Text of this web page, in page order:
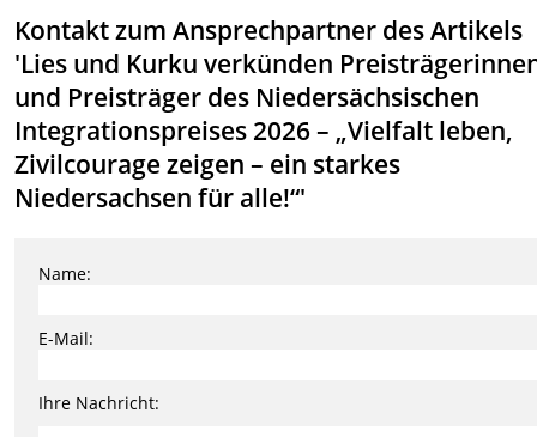
Kontakt zum Ansprechpartner des Artikels
'Lies und Kurku verkünden
und Preisträger des Niedersächsischen
Integrationspreises 2026 – „Vielfalt leben,
Zivilcourage zeigen – ein starkes
Niedersachsen für alle!“'
Name:
E-Mail:
Ihre Nachricht: